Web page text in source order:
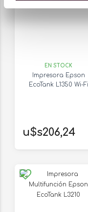
EN STOCK
Impresora Epson
EcoTank L1350 Wi-Fi
u$s206,24